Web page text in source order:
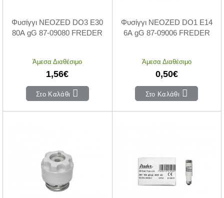
Φυσίγγι NEOZED DO3 Ε30
80Α gG 87-09080 FREDER
Άμεσα Διαθέσιμο
1,56€
Στο Καλάθι
Φυσίγγι NEOZED DO1 Ε14
6Α gG 87-09006 FREDER
Άμεσα Διαθέσιμο
0,50€
Στο Καλάθι